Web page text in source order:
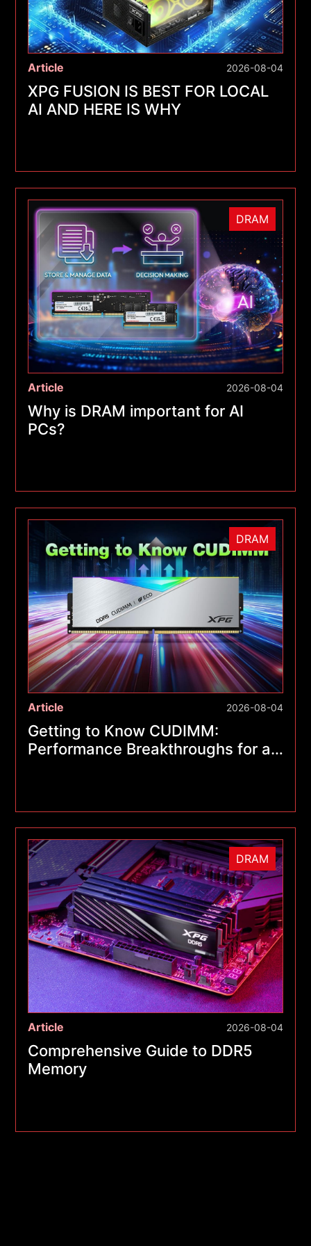
Article 2026-08-04
XPG FUSION IS BEST FOR LOCAL
AI AND HERE IS WHY
DRAM
Article 2026-08-04
Why is DRAM important for AI
PCs?
DRAM
Article 2026-08-04
Getting to Know CUDIMM:
Performance Breakthroughs for a
DRAM
Article 2026-08-04
Comprehensive Guide to DDR5
Memory